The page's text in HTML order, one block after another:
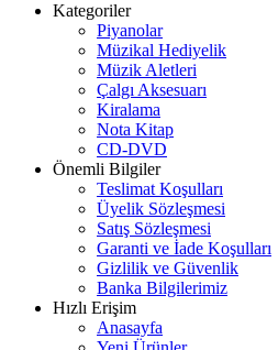
Kategoriler
Piyanolar
Müzikal Hediyelik
Müzik Aletleri
Çalgı Aksesuarı
Kiralama
Nota Kitap
CD-DVD
Önemli Bilgiler
Teslimat Koşulları
Üyelik Sözleşmesi
Satış Sözleşmesi
Garanti ve İade Koşulları
Gizlilik ve Güvenlik
Banka Bilgilerimiz
Hızlı Erişim
Anasayfa